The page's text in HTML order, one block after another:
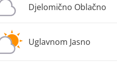
Djelomično Oblačno
Uglavnom Jasno